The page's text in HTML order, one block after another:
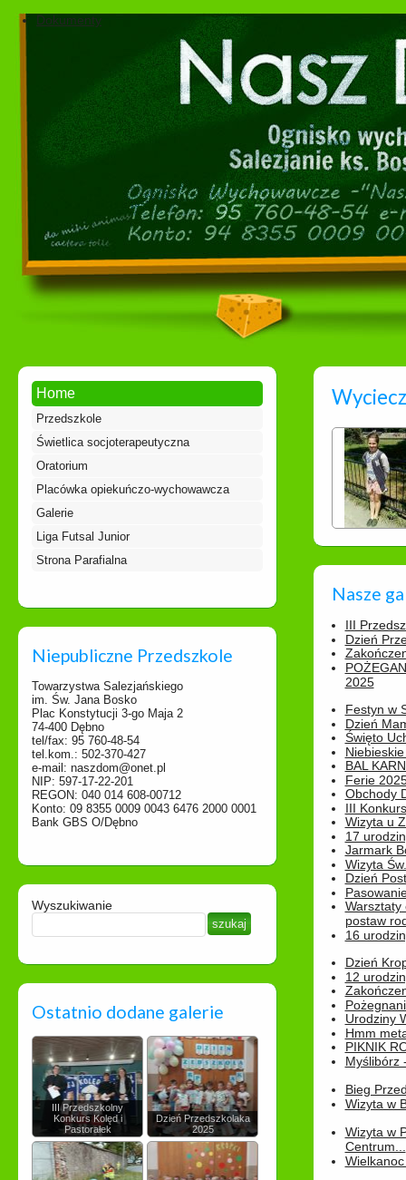
Dokumenty
Home
Przedszkole
Świetlica socjoterapeutyczna
Oratorium
Placówka opiekuńczo-wychowawcza
Galerie
Liga Futsal Junior
Strona Parafialna
Niepubliczne Przedszkole
Towarzystwa Salezjańskiego
im. Św. Jana Bosko
Plac Konstytucji 3-go Maja 2
74-400 Dębno
tel/fax: 95 760-48-54
tel.kom.: 502-370-427
e-mail: naszdom@onet.pl
NIP: 597-17-22-201
REGON: 040 014 608-00712
Konto: 09 8355 0009 0043 6476 2000 0001
Bank GBS O/Dębno
Wyszukiwanie
Ostatnio dodane galerie
III Przedszkolny
Konkurs Kolęd i
Pastorałek
Dzień Przedszkolaka
2025
Nasze
III
Dzień
2025
Festyn w
Dzień
Święto
BAL
Ferie
Obchody
III
Wizyta u
17
Jarmark
Wizyta
Dzień
Warsztaty
postaw
16
Dzień
12
Urodziny
Hmm
PIKNIK
Myślibórz
Bieg
Wizyta w
Wizyta w
Centrum...